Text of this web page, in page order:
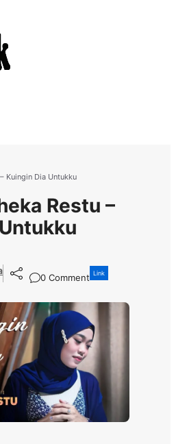
Kuingin Dia Untukku
Restu –
0 Comment Link